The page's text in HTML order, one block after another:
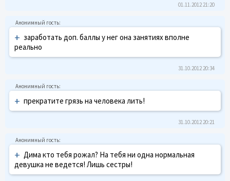
01.11.2012 21:20
+ заработать доп. баллы у нег она занятиях вполне
реально
31.10.2012 20:34
+ прекратите грязь на человека лить!
31.10.2012 20:21
+ Дима кто тебя рожал? На тебя ни одна нормальная
девушка не ведется! Лишь сестры!